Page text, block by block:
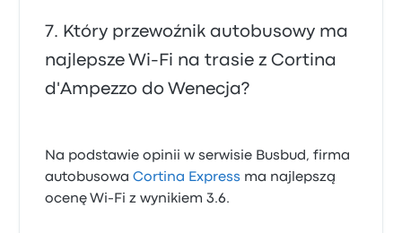
Który przewoźnik autobusowy ma
najlepsze Wi‑Fi na trasie z Cortina
d'Ampezzo do Wenecja?
Na podstawie opinii w serwisie Busbud, firma
autobusowaCortina Express ma najlepszą
ocenę Wi-Fi z wynikiem 3.6.